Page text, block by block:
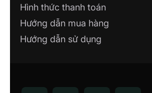
Công ty TNHH Xây dựng Số
P. Liên Bảo, TP. Vĩnh Yên, Vĩnh
NHÀ MÁY LUMI SMART
Hình thức thanh toán
Hướng dẫn mua hàng
Hướng dẫn sử dụng